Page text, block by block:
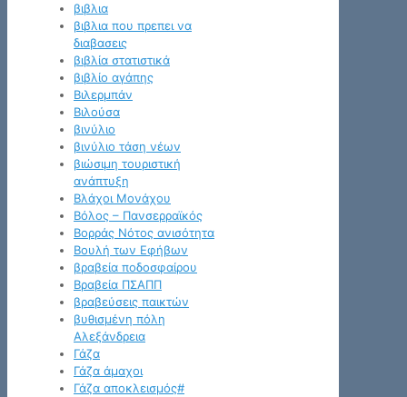
βιβλια
βιβλια που πρεπει να
διαβασεις
βιβλία στατιστικά
βιβλίο αγάπης
Βιλερμπάν
Βιλούσα
βινύλιο
βινύλιο τάση νέων
βιώσιμη τουριστική
ανάπτυξη
Βλάχοι Μονάχου
Βόλος – Πανσερραϊκός
Βορράς Νότος ανισότητα
Βουλή των Εφήβων
βραβεία ποδοσφαίρου
Βραβεία ΠΣΑΠΠ
βραβεύσεις παικτών
βυθισμένη πόλη
Αλεξάνδρεια
Γάζα
Γάζα άμαχοι
Γάζα αποκλεισμός#